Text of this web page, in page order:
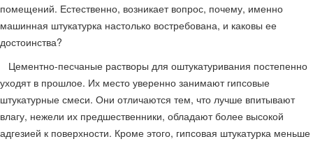
помещений. Естественно, возникает вопрос, почему, именно
машинная штукатурка настолько востребована, и каковы ее
достоинства?
Цементно-песчаные растворы для оштукатуривания постепенно
уходят в прошлое. Их место уверенно занимают гипсовые
штукатурные смеси. Они отличаются тем, что лучше впитывают
влагу, нежели их предшественники, обладают более высокой
адгезией к поверхности. Кроме этого, гипсовая штукатурка меньше